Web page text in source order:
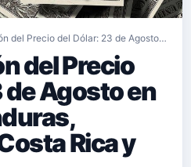
del Precio del Dólar: 23 de Agosto…
del Precio
de Agosto en
Rica y